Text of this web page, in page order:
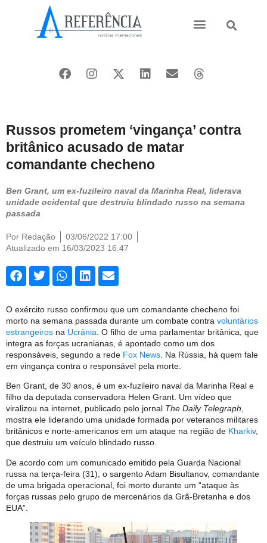
Russos prometem ‘vingança’ contra
britânico acusado de matar
comandante checheno
Ben Grant, um ex-fuzileiro naval da Marinha Real, liderava
unidade ocidental que destruiu blindado russo na semana
passada
Por Redação
03/06/2022 17:00
Atualizado em 16/03/2023 16:47
O exército russo confirmou que um comandante checheno foi
morto na semana passada durante um combate contra voluntários
estrangeiros na Ucrânia . O filho de uma parlamentar britânica, que
integra as forças ucranianas, é apontado como um dos
responsáveis, segundo a rede Fox News . Na Rússia, há quem fale
em vingança contra o responsável pela morte.
Ben Grant, de 30 anos, é um ex-fuzileiro naval da Marinha Real e
filho da deputada conservadora Helen Grant. Um vídeo que
viralizou na internet, publicado pelo jornal The Daily Telegraph,
mostra ele liderando uma unidade formada por veteranos militares
britânicos e norte-americanos em um ataque na região de Kharkiv,
que destruiu um veículo blindado russo.
De acordo com um comunicado emitido pela Guarda Nacional
russa na terça-feira (31), o sargento Adam Bisultanov, comandante
de uma brigada operacional, foi morto durante um “ataque às
forças russas pelo grupo de mercenários da Grã-Bretanha e dos
EUA”.